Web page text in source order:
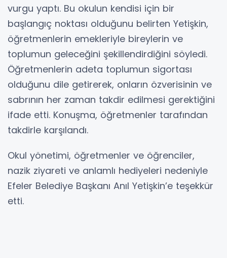
vurgu yaptı. Bu okulun kendisi için bir
başlangıç noktası olduğunu belirten Yetişkin,
öğretmenlerin emekleriyle bireylerin ve
toplumun geleceğini şekillendirdiğini söyledi.
Öğretmenlerin adeta toplumun sigortası
olduğunu dile getirerek, onların özverisinin ve
sabrının her zaman takdir edilmesi gerektiğini
ifade etti. Konuşma, öğretmenler tarafından
takdirle karşılandı.
Okul yönetimi, öğretmenler ve öğrenciler,
nazik ziyareti ve anlamlı hediyeleri nedeniyle
Efeler Belediye Başkanı Anıl Yetişkin’e teşekkür
etti.